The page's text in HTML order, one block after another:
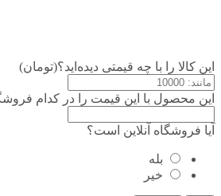
این کالا را با چه قیمتی دیده‌اید؟(تومان)
این محصول با این قیمت را در کدام
آیا فروشگاه آنلاین است؟
بله
خیر